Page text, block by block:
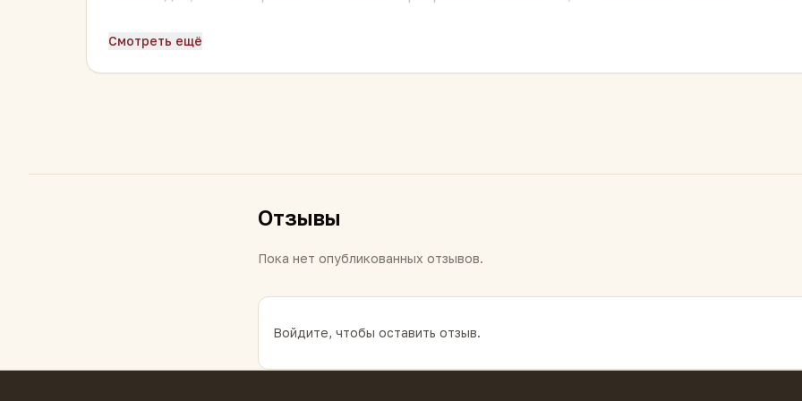
Смотреть ещё
Отзывы
Пока нет опубликованных отзывов.
Войдите, чтобы оставить отзыв.